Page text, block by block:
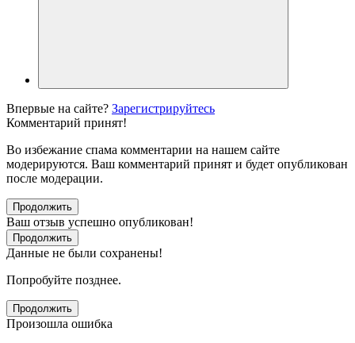
Впервые на сайте? Зарегистрируйтесь
Комментарий принят!
Во избежание спама комментарии на нашем сайте
модерируются. Ваш комментарий принят и будет опубликован
после модерации.
Продолжить
Ваш отзыв успешно опубликован!
Продолжить
Данные не были сохранены!
Попробуйте позднее.
Продолжить
Произошла ошибка